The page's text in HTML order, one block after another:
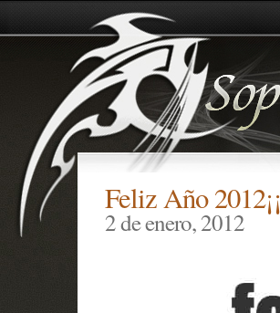
Feliz Año 2012¡¡
2 de enero, 2012